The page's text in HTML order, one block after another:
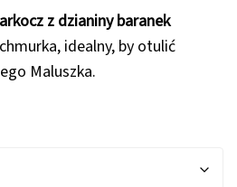
183,00 zł
do
z dzianiny baranek
idealny, by otulić
Maluszka.